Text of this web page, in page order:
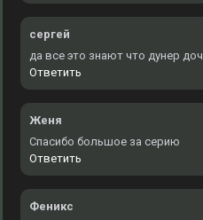
сергей
да все это знают что дунер
Ответить
Женя
Спасибо большое за серию
Ответить
Феникс